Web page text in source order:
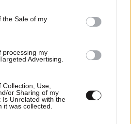
specified purposes in below Google
the Sale of my
processing my
Advertising.
Use,
or Sharing of my
Is Unrelated with the
it was collected.
στη φύση για 2 άτομα.
άλογό σας στο φυσικό του
φύση, συνοδεία επιβλέποντος.